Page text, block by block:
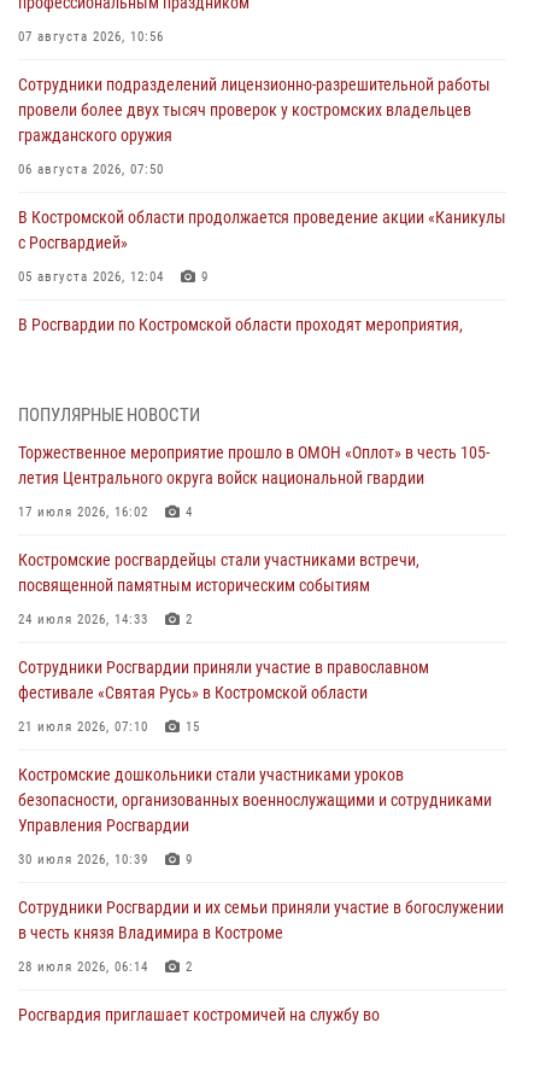
07 августа 2026, 10:56
Сотрудники подразделений лицензионно-разрешительной работы
провели более двух тысяч проверок у костромских владельцев
гражданского оружия
06 августа 2026, 07:50
В Костромской области продолжается проведение акции «Каникулы
с Росгвардией»
05 августа 2026, 12:04 9
В Росгвардии по Костромской области проходят мероприятия,
04 августа 2026, 11:35
Состоялась рабочая встреча директора Росгвардии Героя России
генерала армии Виктора Золотова с заместителем полномочного
представителя Президента Российской Федерации в Северо-
31 июля 2026, 07:08 4
Росгвардейцы знакомят костромичей со службой в ведомстве
Костромские дошкольники стали участниками уроков
безопасности, организованных военнослужащими и сотрудниками
30 июля 2026, 10:39 9
Костромичи активно используют портал «Единых государственных
услуг» для получения услуг по линии Росгвардии
ПОПУЛЯРНЫЕ НОВОСТИ
Торжественное мероприятие прошло в ОМОН «Оплот» в честь 105-
летия Центрального округа войск национальной гвардии
17 июля 2026, 16:02 4
Костромские росгвардейцы стали участниками встречи,
посвященной памятным историческим событиям
24 июля 2026, 14:33 2
Сотрудники Росгвардии приняли участие в православном
фестивале «Святая Русь» в Костромской области
21 июля 2026, 07:10 15
Костромские дошкольники стали участниками уроков
безопасности, организованных военнослужащими и сотрудниками
Управления Росгвардии
30 июля 2026, 10:39 9
Cотрудники Росгвардии и их семьи приняли участие в богослужении
в честь князя Владимира в Костроме
28 июля 2026, 06:14 2
Росгвардия приглашает костромичей на службу во